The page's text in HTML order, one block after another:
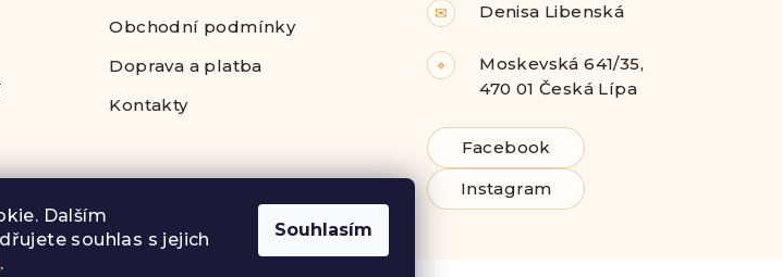
Dalším
souhlas s jejich
.
Souhlasím
Obchodní podmínky
Doprava a platba
Kontakty
✉ Denisa Libenská
⌖
Moskevská 641/35,
470 01 Česká Lípa
Facebook
Instagram